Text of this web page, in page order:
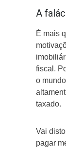
A
É mais
fiscal.
o
taxado.
Vai
pagar